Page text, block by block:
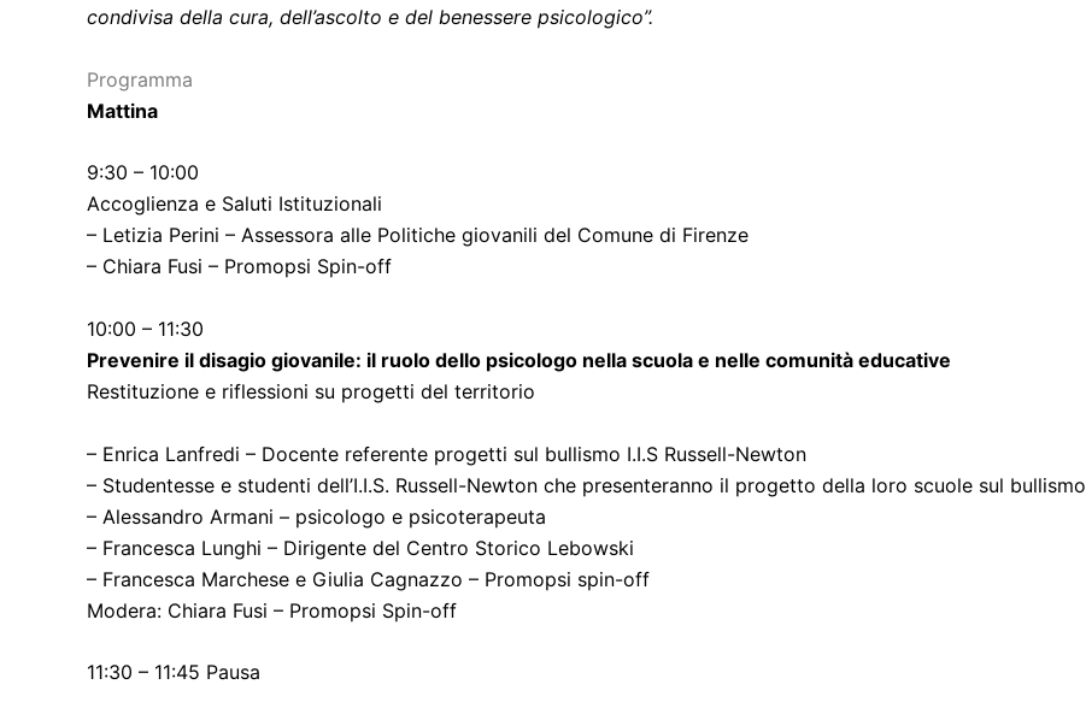
condivisa della cura, dell’ascolto e del benessere psicologico”.
Programma
Mattina
9:30 – 10:00
Accoglienza e Saluti Istituzionali
– Letizia Perini – Assessora alle Politiche giovanili del Comune di Firenze
– Chiara Fusi – Promopsi Spin-off
10:00 – 11:30
Prevenire il disagio giovanile: il ruolo dello psicologo nella scuola e nelle comunità educative
Restituzione e riflessioni su progetti del territorio
– Enrica Lanfredi – Docente referente progetti sul bullismo I.I.S Russell-Newton
– Studentesse e studenti dell’I.I.S. Russell-Newton che presenteranno il progetto della loro scuole sul bullismo
– Alessandro Armani – psicologo e psicoterapeuta
– Francesca Lunghi – Dirigente del Centro Storico Lebowski
– Francesca Marchese e Giulia Cagnazzo – Promopsi spin-off
Modera: Chiara Fusi – Promopsi Spin-off
11:30 – 11:45 Pausa